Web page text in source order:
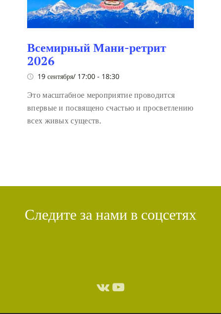
Всемирный Мани-ретрит
2026
19 сентября/ 17:00 - 18:30
Это масштабное мероприятие проводится
впервые и посвящено счастью и просветлению
всех живых существ.
Следите за нами в соцсетях